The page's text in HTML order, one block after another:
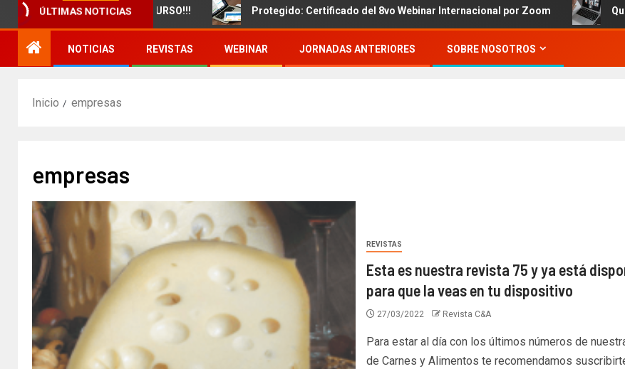
ÚLTIMAS NOTICIAS
de un nuevo CURSO!!! Protegido: Certificado del 8vo Webinar Internacional por Zoom Queremos
NOTICIAS REVISTAS WEBINAR JORNADAS ANTERIORES SOBRE NOSOTROS
Inicio empresas
empresas
REVISTAS
Esta es nuestra revista 75 y ya está
para que la veas en tu dispositivo
27/03/2022 Revista C&A
Para estar al día con los últimos números de
de Carnes y Alimentos te recomendamos